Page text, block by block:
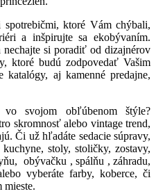
ktoré Vám chýbali,
a inšpirujte sa ekobývaním.
si poradiť od dizajnérov
ktoré budú zodpovedať Vašim
katalógy, aj kamenné predajne,
svojom obľúbenom štýle?
skromnosť alebo vintage trend,
Či už hľadáte sedacie súpravy,
stoly, stoličky, zostavy,
obývačku , spálňu , záhradu,
vyberáte farby, koberce, či
mieste.